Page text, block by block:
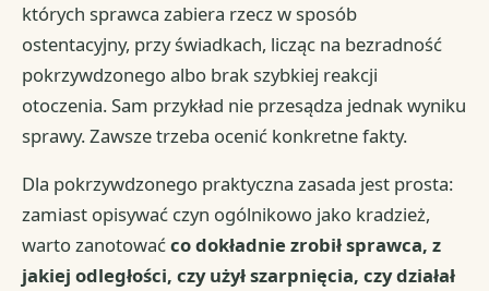
których sprawca zabiera rzecz w sposób
ostentacyjny, przy świadkach, licząc na bezradność
pokrzywdzonego albo brak szybkiej reakcji
otoczenia. Sam przykład nie przesądza jednak wyniku
sprawy. Zawsze trzeba ocenić konkretne fakty.
Dla pokrzywdzonego praktyczna zasada jest prosta:
zamiast opisywać czyn ogólnikowo jako kradzież,
warto zanotowaćco dokładnie zrobił sprawca, z
jakiej odległości, czy użył szarpnięcia, czy działał